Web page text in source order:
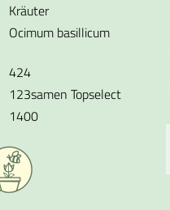
Kräuter
Ocimum basillicum
424
123samen Topselect
1400